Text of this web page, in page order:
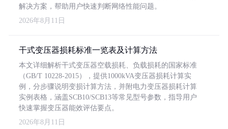
解决方案，帮助用户快速判断网络性能问题。
2026年8月11日
干式变压器损耗标准一览表及计算方法
本文详细解析干式变压器空载损耗、负载损耗的国家标准
（GB/T 10228-2015），提供1000kVA变压器损耗计算实
例，分步骤说明变损计算方法，并附电力变压器损耗计算
实例表格，涵盖SCB10/SCB13等常见型号参数，指导用户
快速掌握变压器能效评估要点。
2026年8月11日